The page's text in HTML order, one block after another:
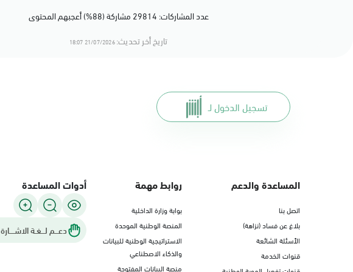
التوجه للموقع
الدمام, الدمام - بنده ضاحية الملك فهد
الأحد - الخميس (08:00-14:30)
التوجه للموقع
عدد المشاركات: 29814 مشاركة (88%) أعجبهم المحتوى
تاريخ أخر تحديث:21/07/2026 18:07
تسجيل الدخول لـ
المساعدة والدعم
اتصل بنا
بلاغ عن فساد (نزاهة)
الأسئلة الشائعة
قنوات الخدمة
روابط مهمة
بوابة وزارة الداخلية
المنصة الوطنية الموحدة
الاستراتيجية الوطنية للبيانات
والذكاء الاصطناعي
منصة البيانات المفتوحة
أدوات المساعدة
دعـــم لـــغـة الاشــــارة